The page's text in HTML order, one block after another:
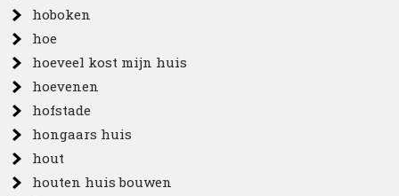
hoboken
hoe
hoeveel kost mijn huis
hoevenen
hofstade
hongaars huis
hout
houten huis bouwen